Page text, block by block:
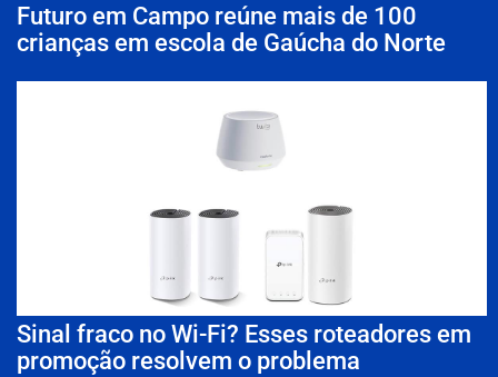
Futuro em Campo reúne mais de 100
crianças em escola de Gaúcha do Norte
Sinal fraco no Wi-Fi? Esses roteadores em
promoção resolvem o problema